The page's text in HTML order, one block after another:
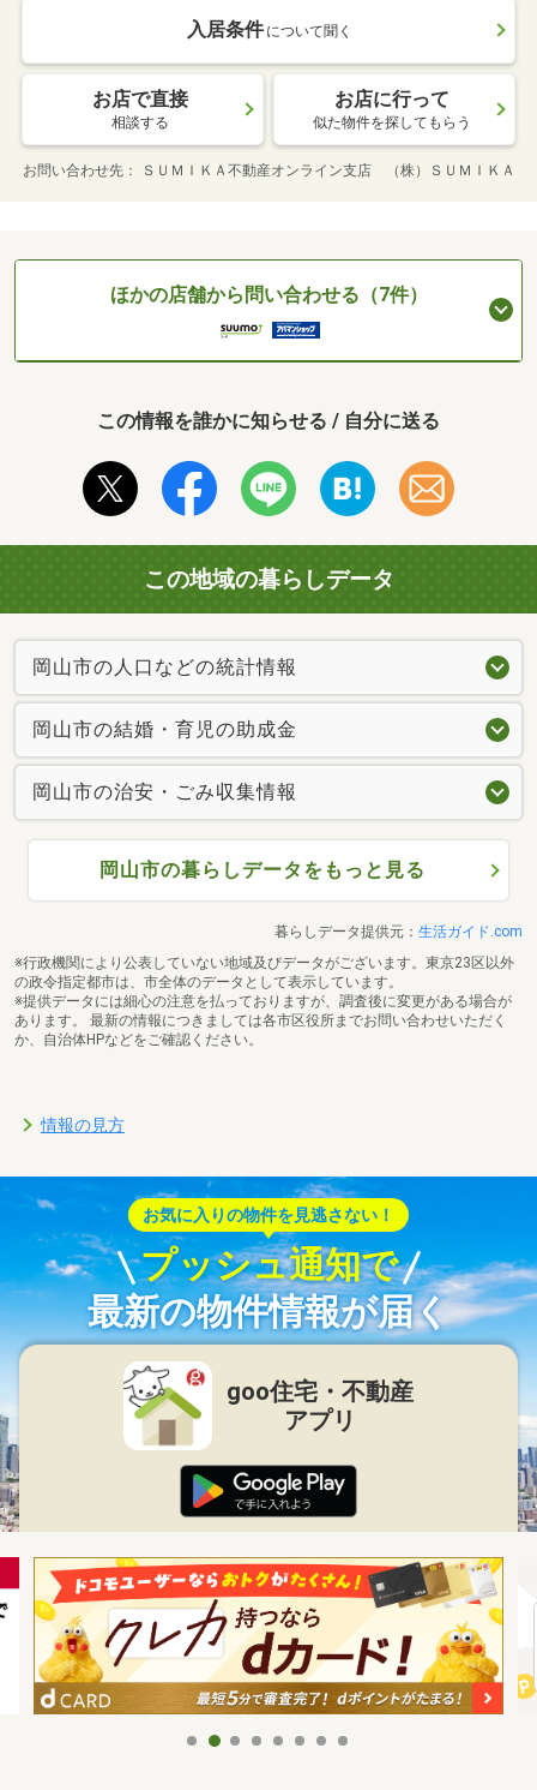
入居条件 について聞く
お店で直接
相談する
お店に行って
似た物件を探してもらう
お問い合わせ先 ＳＵＭＩＫＡ不動産オンライン支店 （株）ＳＵＭＩＫＡ
ほかの店舗から問い合わせる（7件）
この情報を誰かに知らせる / 自分に送る
この地域の暮らしデータ
岡山市の人口などの統計情報
岡山市の結婚・育児の助成金
岡山市の治安・ごみ収集情報
岡山市の暮らしデータをもっと見る
暮らしデータ提供元： 生活ガイド.com
※行政機関により公表していない地域及びデータがございます。東京23区以外
の政令指定都市は、市全体のデータとして表示しています。
※提供データには細心の注意を払っておりますが、調査後に変更がある場合が
あります。 最新の情報につきましては各市区役所までお問い合わせいただく
か、自治体HPなどをご確認ください。
情報の見方
お気に入りの物件を見逃さない！
プッシュ通知で
最新の物件情報が届く
goo住宅・不動産
アプリ